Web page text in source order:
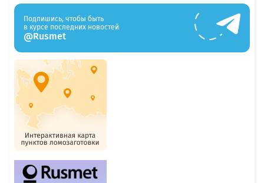
Подпишись, чтобы быть
в курсе последних новостей
@Rusmet